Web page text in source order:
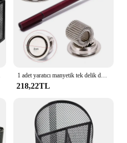
1 adet yaratıcı manyetik tek delik doktorlar hemşire üniforması kalemlik klipler Metal kalemlik 2021
218,22TL